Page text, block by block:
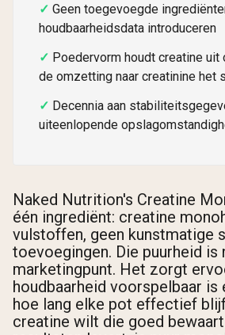
Geen toegevoegde
houdbaarheidsdata introduceren
Poedervorm houdt creatine uit
de omzetting naar creatinine het
Decennia aan
uiteenlopende
Naked Nutrition's Creatine
één ingrediënt: creatine
vulstoffen, geen kunstmatige
toevoegingen. Die puurheid is
marketingpunt. Het zorgt
houdbaarheid voorspelbaar is
hoe lang elke pot effectief
creatine wilt die goed